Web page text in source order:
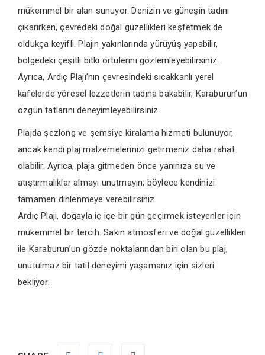
mükemmel bir alan sunuyor. Denizin ve güneşin tadını
çıkarırken, çevredeki doğal güzellikleri keşfetmek de
oldukça keyifli. Plajın yakınlarında yürüyüş yapabilir,
bölgedeki çeşitli bitki örtülerini gözlemleyebilirsiniz.
Ayrıca, Ardıç Plajı’nın çevresindeki sıcakkanlı yerel
kafelerde yöresel lezzetlerin tadına bakabilir, Karaburun’un
özgün tatlarını deneyimleyebilirsiniz.
Plajda şezlong ve şemsiye kiralama hizmeti bulunuyor,
ancak kendi plaj malzemelerinizi getirmeniz daha rahat
olabilir. Ayrıca, plaja gitmeden önce yanınıza su ve
atıştırmalıklar almayı unutmayın; böylece kendinizi
tamamen dinlenmeye verebilirsiniz.
Ardıç Plajı, doğayla iç içe bir gün geçirmek isteyenler için
mükemmel bir tercih. Sakin atmosferi ve doğal güzellikleri
ile Karaburun’un gözde noktalarından biri olan bu plaj,
unutulmaz bir tatil deneyimi yaşamanız için sizleri
bekliyor.